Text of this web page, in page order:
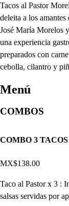
Tacos al Pastor
deleita a los
José María Morelos
una experiencia
preparados con
cebolla, cilantro y
Menú
COMBOS
COMBO 3 TACOS
MX$138.00
Taco al Pastor x 3 :
salsas servidas por